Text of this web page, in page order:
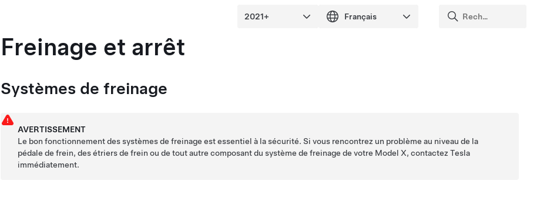
Freinage et arrêt
Systèmes de freinage
AVERTISSEMENT
Le bon fonctionnement des systèmes de freinage est essentiel à la sécurité. Si vous rencontrez un problème au niveau de la
pédale de frein, des étriers de frein ou de tout autre composant du système de freinage de votre Model X, contactez Tesla
immédiatement.